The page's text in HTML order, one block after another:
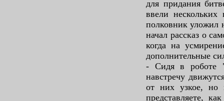
для придания
ввели
полковник уложил
начал рассказ о
когда на
дополнительные
- Сидя в роботе
навстречу
от них узкое, но
представляете,